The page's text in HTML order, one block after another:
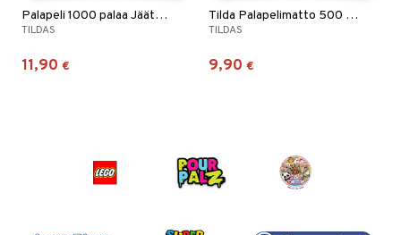
Palapeli 1000 palaa Jäätelöiset ajat
TILDAS
11,90 €
Tilda Palapelimatto 500 - 1500 Palaa
TILDAS
9,90 €